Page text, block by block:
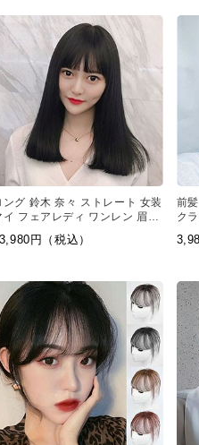
ング 鈴木 奈々 ストレート 女装
イ フェアレディ ワンレン 眉毛
ート メイク
円（税込）
前
ク